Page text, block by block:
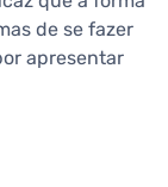
de se fazer
apresentar